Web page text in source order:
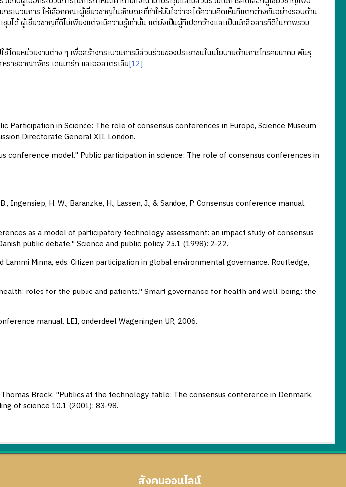
กระบวนการ ให้เลือกคณะผู้เชี่ยวชาญในลักษณะที่ทำให้มั่นใจว่าจะได้ความคิดเห็นที่แตกต่างกันอย่างรอบด้าน
ชุมได้ ผู้เชี่ยวชาญที่ดีไม่เพียงแต่จะมีความรู้เท่านั้น แต่ยังเป็นผู้ที่เปิดกว้างและเป็นนักสื่อสารที่ดีในภาพรวม
ยหน่วยงานต่าง ๆ เพื่อสร้างกระบวนการมีส่วนร่วมของประชาชนในนโยบายด้านการโทรคมนาคม พันธุ
ราชอาณาจักร เดนมาร์ก และออสเตรเลีย[12]
Participation in Science: The role of consensus conferences in Europe, Science Museum
Directorate General XII, London.
conference model." Public participation in science: The role of consensus conferences in
Ingensiep, H. W., Baranzke, H., Lassen, J., & Sandoe, P. Consensus conference manual.
as a model of participatory technology assessment: an impact study of consensus
public debate." Science and public policy 25.1 (1998): 2-22.
Lammi Minna, eds. Citizen participation in global environmental governance. Routledge,
roles for the public and patients." Smart governance for health and well-being: the
manual. LEI, onderdeel Wageningen UR, 2006.
Thomas Breck. "Publics at the technology table: The consensus conference in Denmark,
of science 10.1 (2001): 83-98.
สังคมออนไลน์